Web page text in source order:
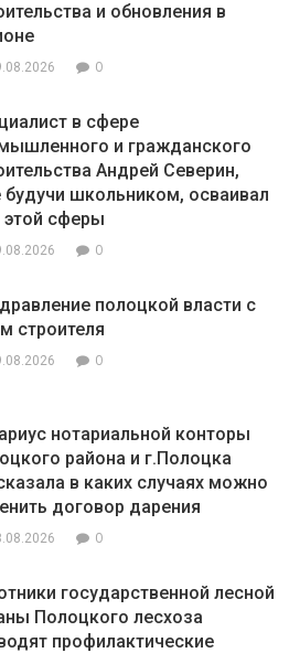
и обновления в
0
в сфере
и гражданского
Андрей Северин,
школьником, осваивал
сферы
0
полоцкой власти с
строителя
0
нотариальной конторы
района и г.Полоцка
в каких случаях можно
договор дарения
0
государственной лесной
Полоцкого лесхоза
профилактические